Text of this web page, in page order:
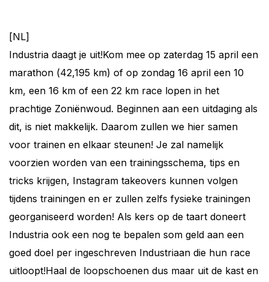
[NL]
Industria daagt je uit!Kom mee op zaterdag 15 april een
marathon (42,195 km) of op zondag 16 april een 10
km, een 16 km of een 22 km race lopen in het
prachtige Zoniënwoud. Beginnen aan een uitdaging als
dit, is niet makkelijk. Daarom zullen we hier samen
voor trainen en elkaar steunen! Je zal namelijk
voorzien worden van een trainingsschema, tips en
tricks krijgen, Instagram takeovers kunnen volgen
tijdens trainingen en er zullen zelfs fysieke trainingen
georganiseerd worden! Als kers op de taart doneert
Industria ook een nog te bepalen som geld aan een
goed doel per ingeschreven Industriaan die hun race
uitloopt!Haal de loopschoenen dus maar uit de kast en